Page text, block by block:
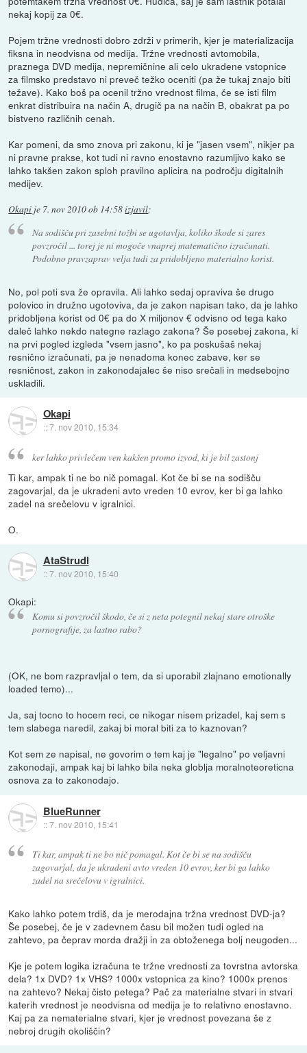
nekaj kopij za 0€.
Pojem tržne vrednosti dobro zdrži v primerih, kjer je materializacija
fiksna in neodvisna od medija. Tržne vrednosti avtomobila,
praznega DVD medija, nepremičnine ali celo ukradene vstopnice
za filmsko predstavo ni preveč težko oceniti (pa že tukaj znajo biti
težave). Kako boš pa ocenil tržno vrednost filma, če se isti film
enkrat distribuira na način A, drugič pa na način B, obakrat pa po
bistveno različnih cenah.
Kar pomeni, da smo znova pri zakonu, ki je "jasen vsem", nikjer pa
ni pravne prakse, kot tudi ni ravno enostavno razumljivo kako se
lahko takšen zakon sploh pravilno aplicira na področju digitalnih
medijev.
Okapi je 7. nov 2010 ob 14:58izjavil:
Na sodišču pri zasebni tožbi se ugotavlja, koliko škode si zares
povzročil ... torej je ni mogoče vnaprej matematično izračunati.
Podobno pravzaprav velja tudi za pridobljeno materialno korist.
No, pol poti sva že opravila. Ali lahko sedaj opraviva še drugo
polovico in družno ugotoviva, da je zakon napisan tako, da je lahko
pridobljena korist od 0€ pa do X miljonov € odvisno od tega kako
daleč lahko nekdo nategne razlago zakona? Še posebej zakona, ki
na prvi pogled izgleda "vsem jasno", ko pa poskušaš nekaj
resnično izračunati, pa je nenadoma konec zabave, ker se
resničnost, zakon in zakonodajalec še niso srečali in medsebojno
uskladili.
Okapi
::7. nov 2010, 15:34
ker lahko privlečem ven kakšen promo izvod, ki je bil zastonj
Ti kar, ampak ti ne bo nič pomagal. Kot če bi se na sodišču
zagovarjal, da je ukradeni avto vreden 10 evrov, ker bi ga lahko
zadel na srečelovu v igralnici.
O.
AtaStrudl
::7. nov 2010, 15:40
Okapi:
Komu si povzročil škodo, če si z neta potegnil nekaj stare otroške
pornografije, za lastno rabo?
(OK, ne bom razpravljal o tem, da si uporabil zlajnano emotionally
loaded temo)...
Ja, saj tocno to hocem reci, ce nikogar nisem prizadel, kaj sem s
tem slabega naredil, zakaj bi moral biti za to kaznovan?
Kot sem ze napisal, ne govorim o tem kaj je "legalno" po veljavni
zakonodaji, ampak kaj bi lahko bila neka globlja moralnoteoreticna
osnova za to zakonodajo.
BlueRunner
::7. nov 2010, 15:41
Ti kar, ampak ti ne bo nič pomagal. Kot če bi se na sodišču
zagovarjal, da je ukradeni avto vreden 10 evrov, ker bi ga lahko
zadel na srečelovu v igralnici.
Kako lahko potem trdiš, da je merodajna tržna vrednost DVD-ja?
Še posebej, če je v zadevnem času bil možen tudi ogled na
zahtevo, pa čeprav morda dražji in za obtoženega bolj neugoden...
Kje je potem logika izračuna te tržne vrednosti za tovrstna avtorska
dela? 1x DVD? 1x VHS? 1000x vstopnica za kino? 1000x prenos
na zahtevo? Nekaj čisto petega? Pač za materialne stvari in stvari
katerih vrednost je neodvisna od medija je to relativno enostavno.
Kaj pa za nematerialne stvari, kjer je vrednost povezana še z
nebroj drugih okoliščin?